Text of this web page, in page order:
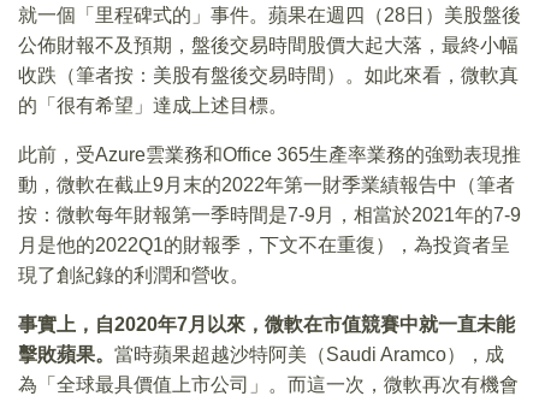
就一個「里程碑式的」事件。蘋果在週四（28日）美股盤後
公佈財報不及預期，盤後交易時間股價大起大落，最終小幅
收跌（筆者按：美股有盤後交易時間）。如此來看，微軟真
的「很有希望」達成上述目標。
此前，受Azure雲業務和Office 365生產率業務的強勁表現推
動，微軟在截止9月末的2022年第一財季業績報告中（筆者
按：微軟每年財報第一季時間是7-9月，相當於2021年的7-9
月是他的2022Q1的財報季，下文不在重復），為投資者呈
現了創紀錄的利潤和營收。
事實上，自2020年7月以來，微軟在市值競賽中就一直未能
擊敗蘋果。 當時蘋果超越沙特阿美（Saudi Aramco），成
為「全球最具價值上市公司」。而這一次，微軟再次有機會